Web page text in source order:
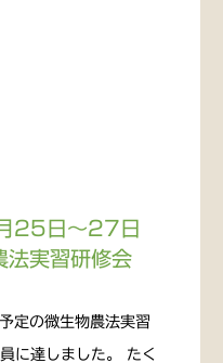
25日～27日
法実習研修会
定の微生物農法実習
に達しました。 たく